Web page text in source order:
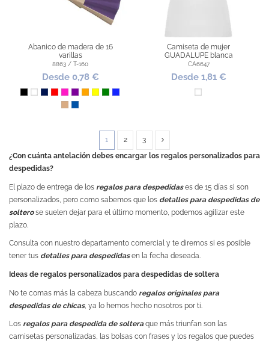
Abanico de madera de 16
varillas
8863 / T-160
Desde 0,78 €
NegroBlanco
Marino
RojoFucsiaMorado
Naranja
Amarillo
VerdeAzul Royal
PiedraAzul Mdo
Camiseta de mujer
GUADALUPE blanca
CA6647
Desde 1,81 €
Blanco
1 2
3
¿Con cuánta antelación debes encargar los regalos personalizados para
despedidas?
El plazo de entrega de los regalos para despedidases de 15 días si son
personalizados, pero como sabemos que los detalles para despedidas de
solterose suelen dejar para el último momento, podemos agilizar este
plazo.
Consulta con nuestro departamento comercial y te diremos si es posible
tener tus detalles para despedidasen la fecha deseada.
Ideas de regalos personalizados para despedidas de soltera
No te comas más la cabeza buscando regalos originales para
despedidas de chicas, ya lo hemos hecho nosotros por ti.
Los regalos para despedida de solteraque más triunfan son las
camisetas personalizadas, las bolsas con frases y los regalos que puedes